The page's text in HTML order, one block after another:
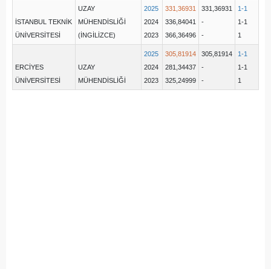
İSTANBUL TEKNİK
ÜNİVERSİTESİ
UZAY
MÜHENDİSLİĞİ
(İNGİLİZCE)
2025
2024
2023
331,36931
336,84041
366,36496
331,36931
-
-
1-1
1-1
1
ERCİYES
ÜNİVERSİTESİ
UZAY
MÜHENDİSLİĞİ
2025
2024
2023
305,81914
281,34437
325,24999
305,81914
-
-
1-1
1-1
1